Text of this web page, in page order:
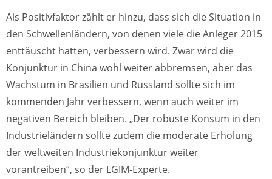
Als Positivfaktor zählt er hinzu, dass sich die Situation in
den Schwellenländern, von denen viele die Anleger 2015
enttäuscht hatten, verbessern wird. Zwar wird die
Konjunktur in China wohl weiter abbremsen, aber das
Wachstum in Brasilien und Russland sollte sich im
kommenden Jahr verbessern, wenn auch weiter im
negativen Bereich bleiben. „Der robuste Konsum in den
Industrieländern sollte zudem die moderate Erholung
der weltweiten Industriekonjunktur weiter
vorantreiben“, so der LGIM-Experte.